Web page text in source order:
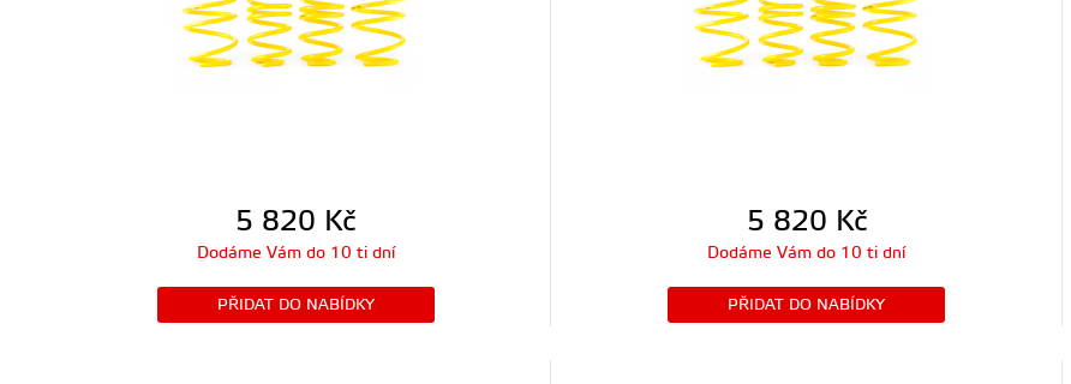
5 820 Kč
Dodáme Vám do 10 ti dní
PŘIDAT DO NABÍDKY
5 820 Kč
Dodáme Vám do 10 ti dní
PŘIDAT DO NABÍDKY